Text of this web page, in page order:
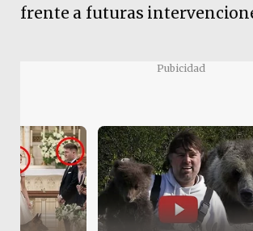
frente a futuras
Pubicidad